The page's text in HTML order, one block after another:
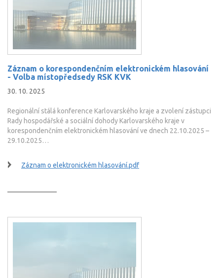
Záznam o korespondenčním elektronickém hlasování
- Volba místopředsedy RSK KVK
30. 10. 2025
Regionální stálá konference Karlovarského kraje a zvolení zástupci
Rady hospodářské a sociální dohody Karlovarského kraje v
korespondenčním elektronickém hlasování ve dnech 22.10.2025 –
29.10.2025…
Záznam o elektronickém hlasování.pdf